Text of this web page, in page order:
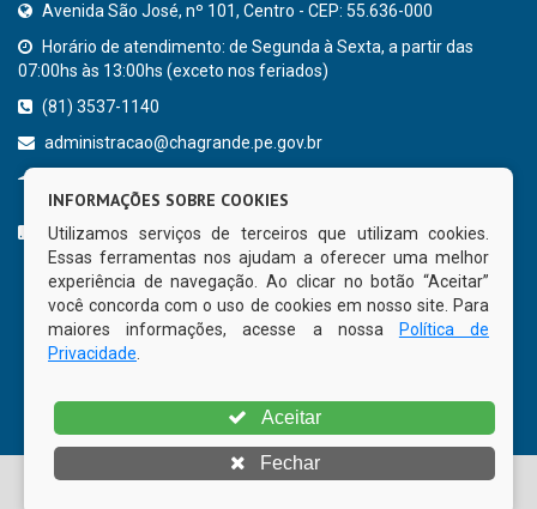
Avenida São José, nº 101, Centro - CEP: 55.636-000
Horário de atendimento: de Segunda à Sexta, a partir das
07:00hs às 13:00hs (exceto nos feriados)
(81) 3537-1140
administracao@chagrande.pe.gov.br
CURTA NOSSA FAN PAGE
© Copyright 2026 Prefeitura Municipal de Chã Grande | Todos
INFORMAÇÕES SOBRE COOKIES
Utilizamos serviços de terceiros que utilizam cookies.
Essas ferramentas nos ajudam a oferecer uma melhor
experiência de navegação. Ao clicar no botão “Aceitar”
você concorda com o uso de cookies em nosso site. Para
maiores informações, acesse a nossa
Política de
Privacidade
Aceitar
Fechar